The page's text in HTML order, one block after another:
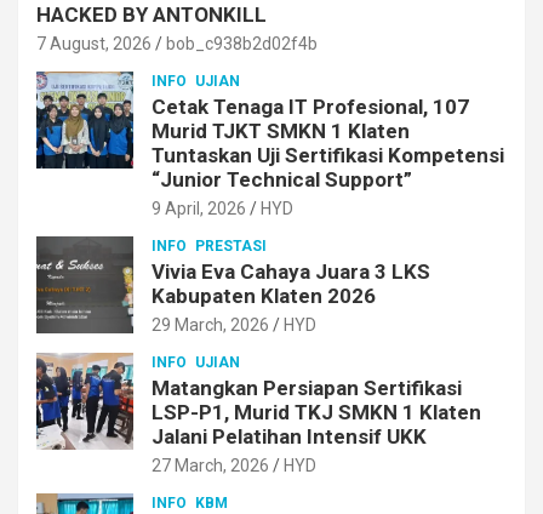
HACKED BY ANTONKILL
7 August, 2026 bob_c938b2d02f4b
INFO UJIAN
Cetak Tenaga IT Profesional, 107
Murid TJKT SMKN 1 Klaten
Tuntaskan Uji Sertifikasi Kompetensi
“Junior Technical Support”
9 April, 2026 HYD
INFO PRESTASI
Vivia Eva Cahaya Juara 3 LKS
Kabupaten Klaten 2026
29 March, 2026 HYD
INFO UJIAN
Matangkan Persiapan Sertifikasi
LSP-P1, Murid TKJ SMKN 1 Klaten
Jalani Pelatihan Intensif UKK
27 March, 2026 HYD
INFO KBM